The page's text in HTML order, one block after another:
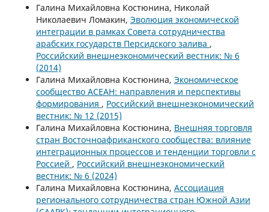
Галина Михайловна Костюнина, Николай
Николаевич Ломакин, Эволюция экономической
интеграции в рамках Совета сотрудничества
арабских государств Персидского залива ,
Российский внешнеэкономический вестник: № 6
(2014)
Галина Михайловна Костюнина, Экономическое
сообщество АСЕАН: направления и перспективы
формирования , Российский внешнеэкономический
вестник: № 12 (2015)
Галина Михайловна Костюнина, Внешняя торговля
стран Восточноафриканского сообщества: влияние
интеграционных процессов и тенденции торговли с
Россией , Российский внешнеэкономический
вестник: № 6 (2024)
Галина Михайловна Костюнина, Ассоциация
регионального сотрудничества стран Южной Азии